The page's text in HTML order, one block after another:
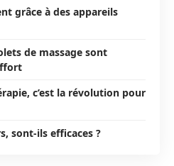
grâce à des appareils
de massage sont
c’est la révolution pour
sont-ils efficaces ?